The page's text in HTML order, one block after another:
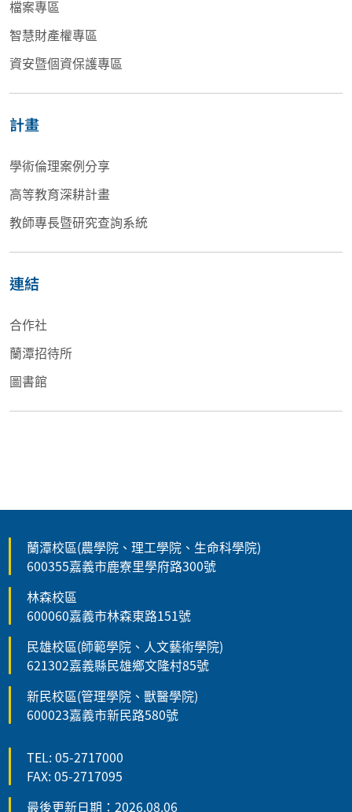
檔案專區
智慧財產權專區
資安暨個資保護專區
計畫
學術倫理案例分享
高等教育深耕計畫
教師專長暨研究查詢系統
連結
合作社
蘭潭招待所
圖書館
蘭潭校區(農學院、理工學院、生命科學院)
600355嘉義市鹿寮里學府路300號
林森校區
600060嘉義市林森東路151號
民雄校區(師範學院、人文藝術學院)
621302嘉義縣民雄鄉文隆村85號
新民校區(管理學院、獸醫學院)
600023嘉義市新民路580號
TEL: 05-2717000
FAX: 05-2717095
最後更新日期：2026.08.06